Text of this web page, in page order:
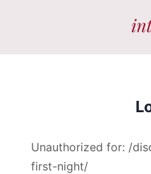
Unauthorized for: /
first-night/